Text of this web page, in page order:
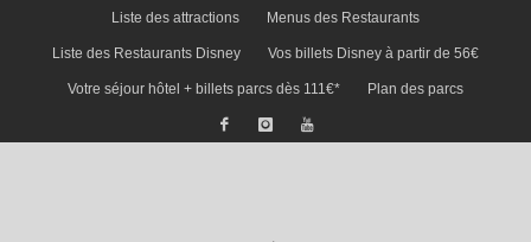
Liste des attractions Menus des Restaurants
Liste des Restaurants Disney Vos billets Disney à partir de 56€
Votre séjour hôtel + billets parcs dès 111€* Plan des parcs